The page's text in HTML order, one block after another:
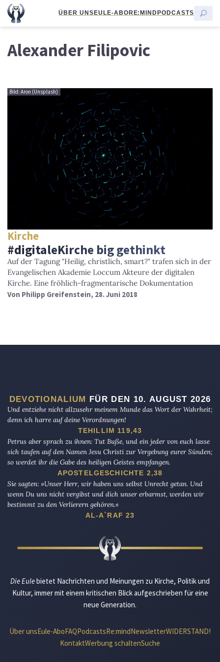
ÜBER UNSEULE-ABORE:MINDPODCASTS
Alexander Filipovic
Bild: Aron (Unsplash)
Kirche
#digitaleKirche big gethinkt
Auf der Tagung "Heilig, christlich, smart?" trafen sich in der
Evangelischen Akademie Loccum Akteure der digitalen
Kirche. Eine fröhlich-fragmentarische Dokumentation
Von Philipp Greifenstein, 28. Juni 2018
DEVOTIONALIUM FÜR DEN 10. AUGUST 2026
Und entziehe nicht allzusehr meinem Munde das Wort der Wahrheit;
denn ich harre auf deine Verordnungen!
TEHILLIM 119,43
Petrus aber sprach zu ihnen: Tut Buße, und ein jeder von euch lasse
sich taufen auf den Namen Jesu Christi zur Vergebung eurer Sünden;
so werdet ihr die Gabe des heiligen Geistes empfangen.
APOSTELGESCHICHTE 2,38
Sie sagten: »Unser Herr, wir haben uns selbst Unrecht getan. Und
wenn Du uns nicht vergibst und dich unser erbarmst, werden wir
bestimmt zu den Verlierern gehören.«
AL-A`RAF 23
Die Eulebietet Nachrichten und Meinungen zu Kirche, Politik und
Kultur, immer mit einem kritischen Blick aufgeschrieben für eine
neue Generation.
Über unsEule-AboFAQPodcastsRe:mindNewsletterWIDERSTAND!
KontaktWerbung schaltenSuche